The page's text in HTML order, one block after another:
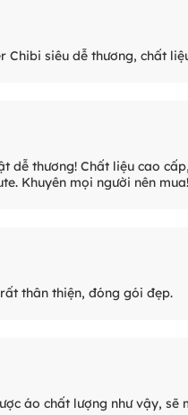
Chibi siêu dễ thương, chất
dễ thương! Chất liệu cao
Khuyên mọi người nên
thân thiện, đóng gói đẹp.
áo chất lượng như vậy, sẽ